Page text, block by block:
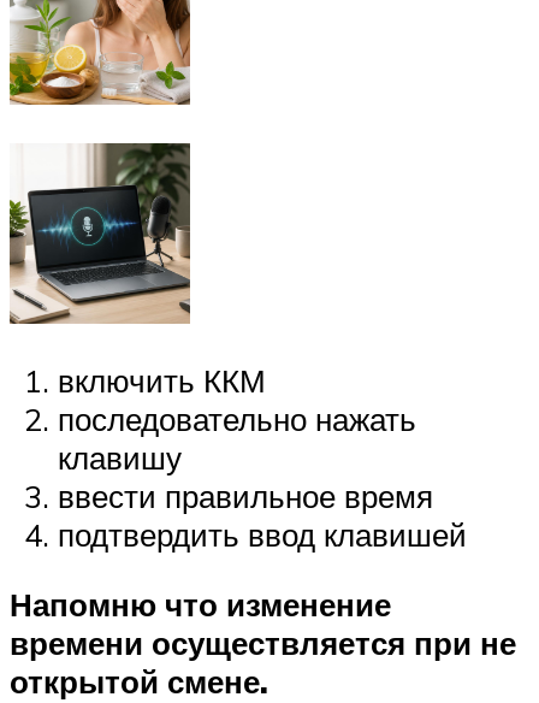
включить ККМ
последовательно нажать
клавишу
ввести правильное время
подтвердить ввод клавишей
Напомню что изменение
времени осуществляется при не
открытой смене.